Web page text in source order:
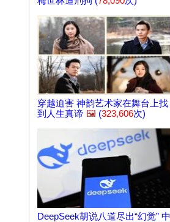
穿越迫害 神韵艺术家在舞台上找
到人生真谛 🖼️ (323,606次)
DeepSeek胡说八道尽出“幻觉” 中